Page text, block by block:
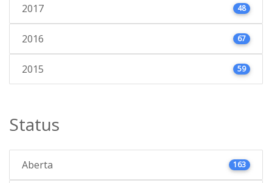
2017 48
2016 67
2015 59
Status
Aberta 163